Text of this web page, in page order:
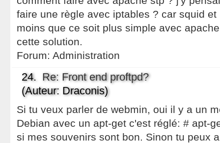
faire une règle avec iptables ? car squid
moins que ce soit plus simple avec
cette solution.
Forum: Administration
24. Re: Front end proftpd?
(Auteur: Draconis)
Si tu veux parler de webmin, oui il y a un
Debian avec un apt-get c'est réglé: # apt-
si mes souvenirs sont bon. Sinon tu peux